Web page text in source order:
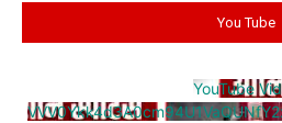
You Tube
YouTube